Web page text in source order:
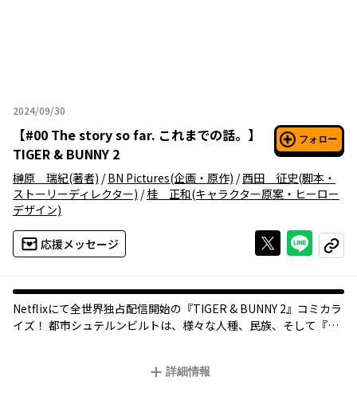
2024/09/30
2024年09月30日
【#00 The story so far. これまでの話。 】
TIGER & BUNNY 2
フォロー
榊原 瑞紀(著者) /BN Pictures(企画・原作) /西田 征史(脚本・
ストーリーディレクター) /桂 正和(キャラクター原案・ヒーロー
デザイン)
応援メッセージ Xで投稿する
ライン
コピー
Netflixにて全世界独占配信開始の『TIGER & BUNNY 2』コミカラ
イズ！ 都市シュテルンビルトは、様々な人種、民族、そして『NE
サーロゴを背負って、企業のイメージアップとヒーローポイント
詳細情報